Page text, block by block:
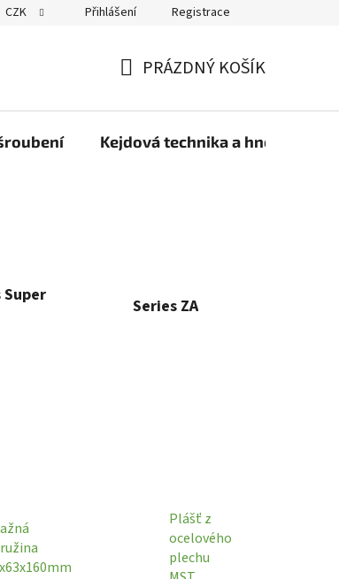
CZK Přihlášení Registrace
KOŠÍK
PRÁZDNÝ KOŠÍK
Kejdová technika a hnojiva
Super
Series ZA
Plášť z
ocelového
plechu